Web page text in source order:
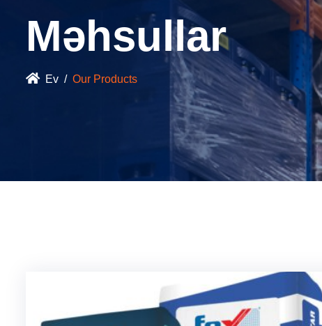
Məhsullar
Ev Our Products